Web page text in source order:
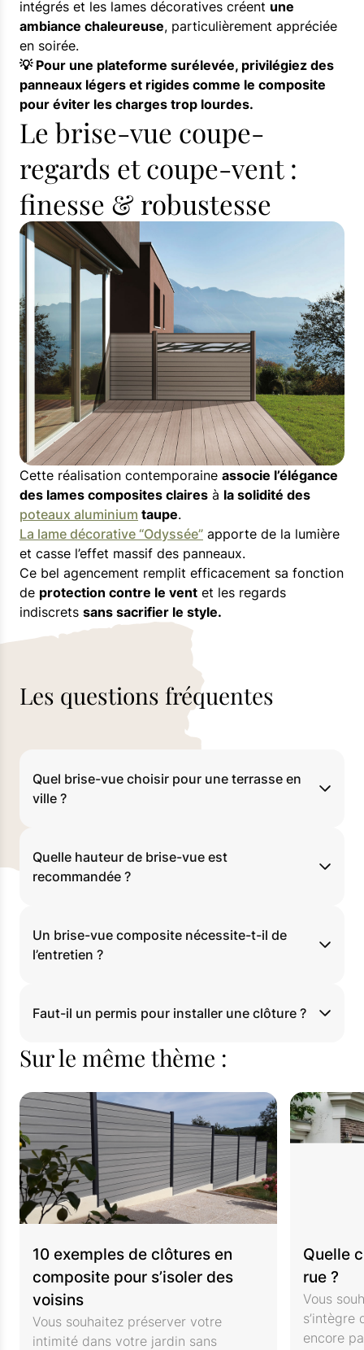
intégrés et les lames décoratives créent une
ambiance chaleureuse, particulièrement appréciée
en soirée.
💡 Pour une plateforme surélevée, privilégiez des
panneaux légers et rigides comme le composite
pour éviter les charges trop lourdes.
Le brise-vue coupe-
regards et coupe-vent :
finesse & robustesse
Cette réalisation contemporaine associe l’élégance
des lames composites claires à la solidité des
poteaux aluminium taupe.
La lame décorative “Odyssée” apporte de la lumière
et casse l’effet massif des panneaux.
Ce bel agencement remplit efficacement sa fonction
de protection contre le vent et les regards
indiscrets sans sacrifier le style.
Les questions fréquentes
Quel brise-vue choisir pour une terrasse en
ville ?
Quelle hauteur de brise-vue est
recommandée ?
Un brise-vue composite nécessite-t-il de
l’entretien ?
Faut-il un permis pour installer une clôture ?
Sur le même thème :
10 exemples de clôtures en
composite pour s’isoler des
voisins
Vous souhaitez préserver votre
intimité dans votre jardin sans
Quelle
rue ?
Vous
s’intègre
encore